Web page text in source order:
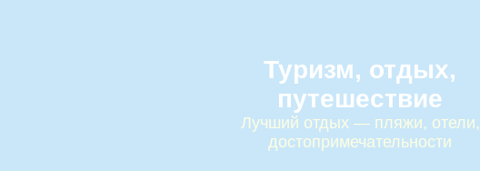
Туризм, отдых,
путешествие
Лучший отдых — пляжи, отели,
достопримечательности